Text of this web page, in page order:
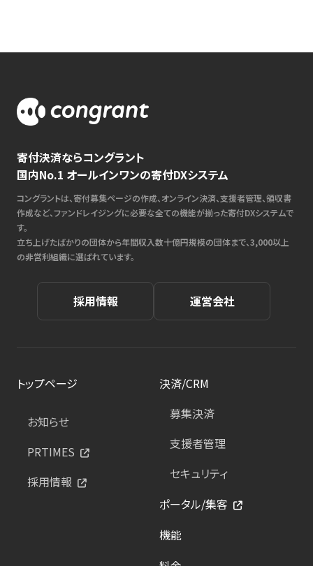
寄付決済ならコングラント
国内No.1 オールインワンの寄付DXシステム
コングラントは、寄付募集ページの作成、オンライン決済、支援者管理、領収書
作成など、ファンドレイジングに必要な全ての機能が揃った寄付DXシステムで
す。
立ち上げたばかりの団体から年間収入数十億円規模の団体まで、3,000以上
の非営利組織に選ばれています。
採用情報 運営会社
トップページ
お知らせ
PRTIMES
採用情報
決済/CRM
募集決済
支援者管理
セキュリティ
ポータル/集客
機能